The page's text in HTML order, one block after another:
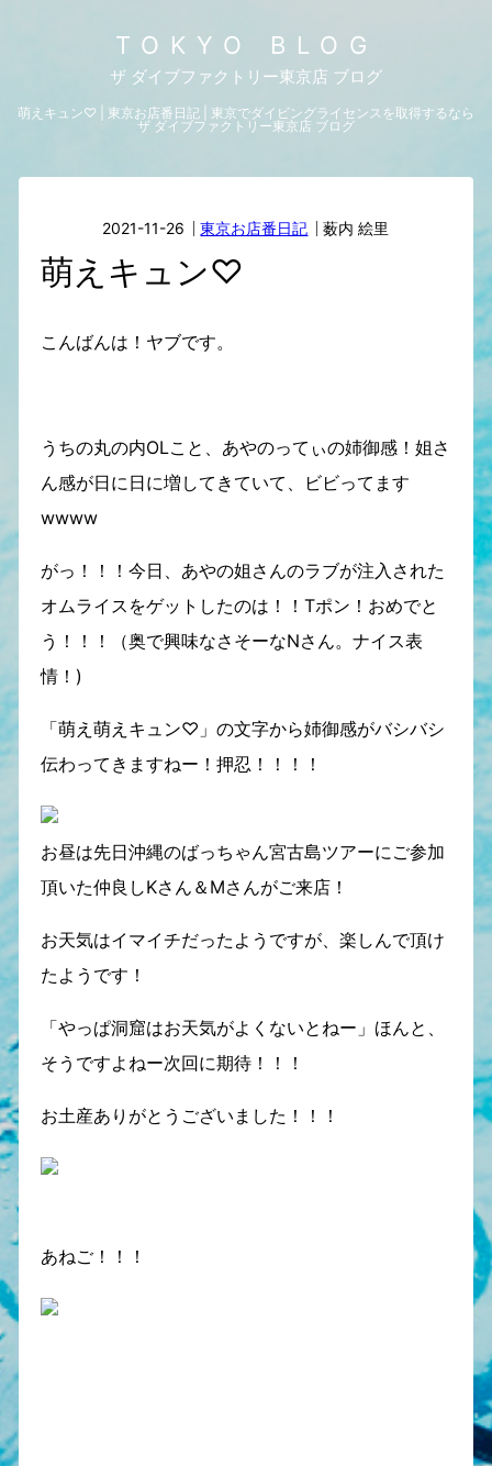
TOKYO BLOG
ザ ダイブファクトリー東京店 ブログ
萌えキュン♡ | 東京お店番日記 | 東京でダイビングライセンスを取得するなら
ザ ダイブファクトリー東京店 ブログ
2021-11-26 東京お店番日記 薮内 絵里
萌えキュン♡
こんばんは！ヤブです。
うちの丸の内OLこと、あやのってぃの姉御感！姐さ
ん感が日に日に増してきていて、ビビってます
wwww
がっ！！！今日、あやの姐さんのラブが注入された
オムライスをゲットしたのは！！Tポン！おめでと
う！！！
（奥で興味なさそーなNさん。ナイス表
情！)
「萌え萌えキュン♡」の文字から姉御感がバシバシ
伝わってきますねー！押忍！！！！
お昼は先日沖縄のばっちゃん宮古島ツアーにご参加
頂いた仲良しKさん＆Mさんがご来店！
お天気はイマイチだったようですが、楽しんで頂け
たようです！
「やっぱ洞窟はお天気がよくないとねー」ほんと、
そうですよねー次回に期待！！！
お土産ありがとうございました！！！
あねご！！！